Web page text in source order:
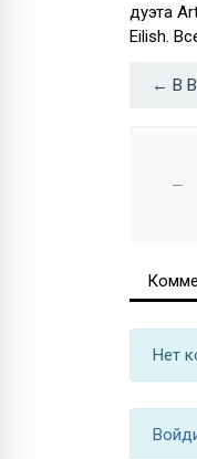
дуэта
Eilish.
—
Нет